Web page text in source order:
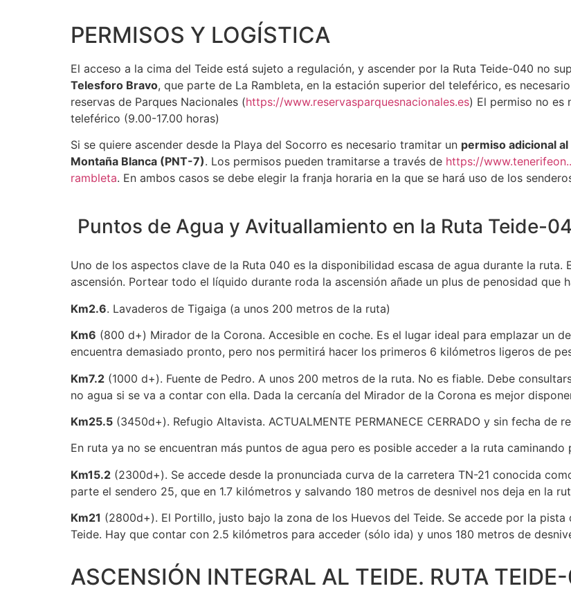
PERMISOS Y LOGÍSTICA
El acceso a la cima del Teide está sujeto a regulación, y ascender por la Ruta Teide-040 no
Telesforo Bravo, que parte de La Rambleta, en la estación superior del teleférico, es
reservas de Parques Nacionales (https://www.reservasparquesnacionales.es) El permiso no es
teleférico (9.00-17.00 horas)
Si se quiere ascender desde la Playa del Socorro es necesario tramitar un permiso adicional
Montaña Blanca (PNT-7). Los permisos pueden tramitarse a través de https://
rambleta. En ambos casos se debe elegir la franja horaria en la que se hará uso de los
Puntos de Agua y Avituallamiento en la Ruta Teide-
Uno de los aspectos clave de la Ruta 040 es la disponibilidad escasa de agua durante la
ascensión. Portear todo el líquido durante roda la ascensión añade un plus de penosidad que
Km2.6. Lavaderos de Tigaiga (a unos 200 metros de la ruta)
Km6 (800 d+) Mirador de la Corona. Accesible en coche. Es el lugar ideal para emplazar un
encuentra demasiado pronto, pero nos permitirá hacer los primeros 6 kilómetros ligeros de
Km7.2 (1000 d+). Fuente de Pedro. A unos 200 metros de la ruta. No es fiable. Debe
no agua si se va a contar con ella. Dada la cercanía del Mirador de la Corona es mejor
Km25.5 (3450d+). Refugio Altavista. ACTUALMENTE PERMANECE CERRADO y sin fecha de
En ruta ya no se encuentran más puntos de agua pero es posible acceder a la ruta
Km15.2 (2300d+). Se accede desde la pronunciada curva de la carretera TN-21 conocida
parte el sendero 25, que en 1.7 kilómetros y salvando 180 metros de desnivel nos deja en la
Km21 (2800d+). El Portillo, justo bajo la zona de los Huevos del Teide. Se accede por la
Teide. Hay que contar con 2.5 kilómetros para acceder (sólo ida) y unos 180 metros de
ASCENSIÓN INTEGRAL AL TEIDE. RUTA